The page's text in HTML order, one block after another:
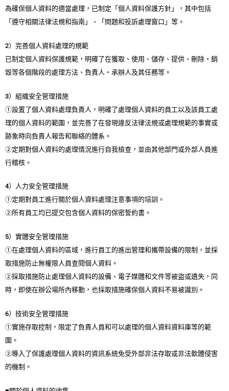
為確保個人資料的適當處理，已制定「個人資料保護方針」，其中包括
「遵守相關法律法規和指南」、「問題和投訴處理窗口」等。
2）完善個人資料處理的規範
已制定個人資料保護規範，明確了在獲取、使用、儲存、提供、刪除・銷
毀等各個階段的處理方法、負責人・承辦人及其任務等。
3）組織安全管理措施
①設置了個人資料處理負責人，明確了處理個人資料的員工以及該員工處
理的個人資料的範圍，並完善了在發現違反法律法規或處理規範的事實或
跡象時向負責人報告和聯絡的體系。
②定期對個人資料的處理情況進行自我檢查，並由其他部門或外部人員進
行稽核。
4）人力安全管理措施
①定期對員工進行關於個人資料處理注意事項的培訓。
②所有員工均已提交包含個人資料的保密誓約書。
5）實體安全管理措施
①在處理個人資料的區域，進行員工的進出管理和攜帶設備的限制，並採
取措施防止無權限人員查閱個人資料。
②採取措施防止處理個人資料的設備、電子媒體和文件等被盜或遺失，同
時，即使在辦公場所內移動，也採取措施確保個人資料不易被識別。
6）技術安全管理措施
①實施存取控制，限定了負責人員和可以處理的個人資料資料庫等的範
圍。
②導入了保護處理個人資料的資訊系統免受外部非法存取或非法軟體侵害
的機制。